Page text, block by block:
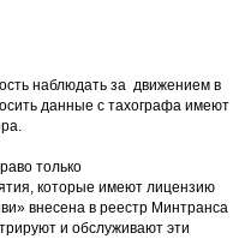
наблюдать за движением в
данные с тахографа имеют
только
которые имеют лицензию
внесена в реестр Минтранса
и обслуживают эти